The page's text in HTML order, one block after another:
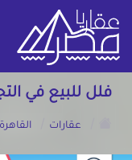
فلل للبيع في
عقارات القاهرة